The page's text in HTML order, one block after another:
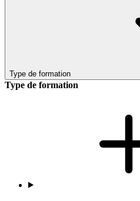
Type de formation
Type de formation